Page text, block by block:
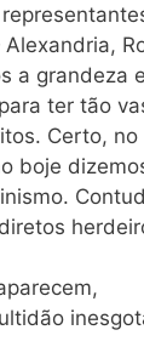
a grandeza
ter tão
Certo,
boje